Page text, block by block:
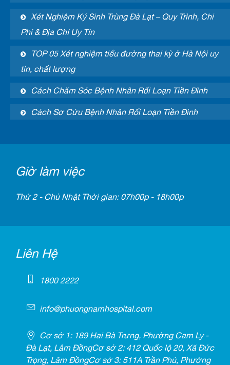
Xét Nghiệm Ký Sinh Trùng Đà Lạt – Quy Trình, Chi
Phí & Địa Chỉ Uy Tín
TOP 05 Xét nghiệm tiểu đường thai kỳ ở Hà Nội uy
tín, chất lượng
Cách Chăm Sóc Bệnh Nhân Rối Loạn Tiền Đình
Cách Sơ Cứu Bệnh Nhân Rối Loạn Tiền Đình
Giờ làm việc
Thứ 2 - Chủ Nhật Thời gian: 07h00p - 18h00p
Liên Hệ
1800 2222
info@phuongnamhospital.com
Cơ sở 1: 189 Hai Bà Trưng, Phường Cam Ly -
Đà Lạt, Lâm ĐồngCơ sở 2: 412 Quốc lộ 20, Xã Đức
Trọng, Lâm ĐồngCơ sở 3: 511A Trần Phú, Phường